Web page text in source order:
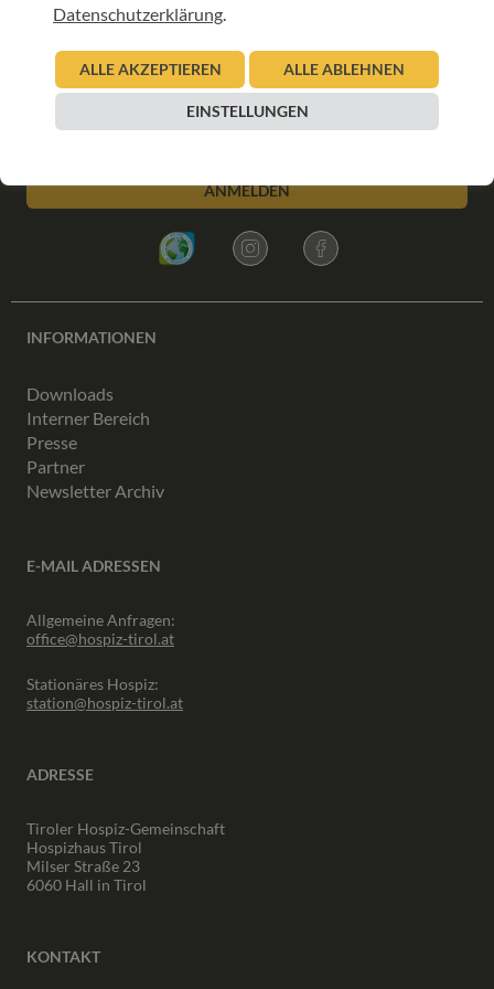
ANMELDEN
INFORMATIONEN
Downloads
Interner Bereich
Presse
Partner
Newsletter Archiv
E-MAIL ADRESSEN
Allgemeine Anfragen:
office@hospiz-tirol.at
Stationäres Hospiz:
station@hospiz-tirol.at
ADRESSE
Tiroler Hospiz-Gemeinschaft
Hospizhaus Tirol
Milser Straße 23
6060 Hall in Tirol
KONTAKT
Datenschutzerklärung
ALLE AKZEPTIEREN ALLE ABLEHNEN
EINSTELLUNGEN